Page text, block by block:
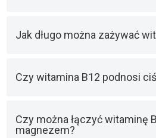
Jak długo można zażywać
Czy witamina B12 podnosi
Czy można łączyć witaminę
magnezem?